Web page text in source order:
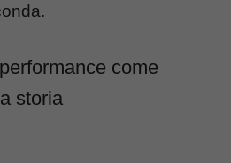
come
storia